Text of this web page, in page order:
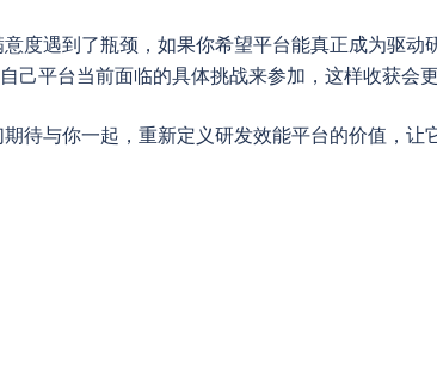
度遇到了瓶颈，如果你希望平台能真正成为驱动
平台当前面临的具体挑战来参加，这样收获会更
待与你一起，重新定义研发效能平台的价值，让